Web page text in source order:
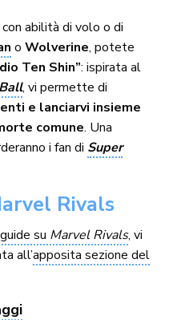
abilità di volo o di
o Wolverine, potete
Ten Shin”: ispirata al
, vi permette di
e lanciarvi insieme
comune. Una
i fan di Super
Rivals
su Marvel Rivals, vi
all’apposita sezione del